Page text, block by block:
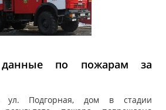
данные по пожарам за
ул. Подгорная, дом в стадии